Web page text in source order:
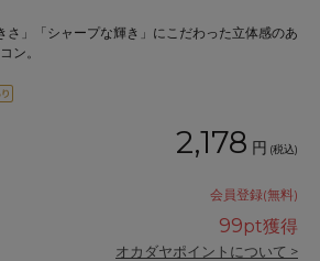
さ」「シャープな輝き」にこだわった立体感のあ
ン。
2,178 円 (税込)
会員登録(無料)
99pt獲得
オカダヤポイントについて >